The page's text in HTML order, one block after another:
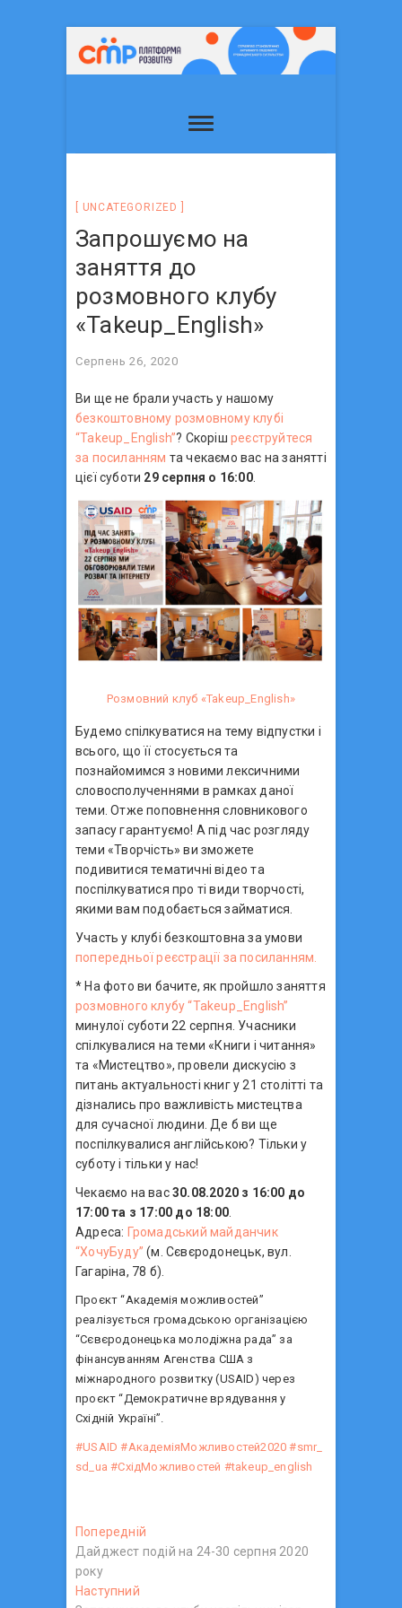
UNCATEGORIZED
Запрошуємо на
заняття до
розмовного клубу
«Takeup_English»
Серпень 26, 2020
Ви ще не брали участь у нашому
безкоштовному розмовному клубі
“Takeup_English”? Скорішреєструйтеся
за посиланням та чекаємо вас на занятті
цієї суботи 29 серпня о 16:00.
Розмовний клуб «Takeup_English»
Будемо спілкуватися на тему відпустки і
всього, що її стосується та
познайомимся з новими лексичними
словосполученнями в рамках даної
теми. Отже поповнення словникового
запасу гарантуємо! А під час розгляду
теми «Творчість» ви зможете
подивитися тематичні відео та
поспілкуватися про ті види творчості,
якими вам подобається займатися.
Участь у клубі безкоштовна за умови
попередньої реєстрації за посиланням.
* На фото ви бачите, як пройшло заняття
розмовного клубу “Takeup_English”
минулої суботи 22 серпня. Учасники
спілкувалися на теми «Книги і читання»
та «Мистецтво», провели дискусію з
питань актуальності книг у 21 столітті та
дізнались про важливість мистецтва
для сучасної людини. Де б ви ще
поспілкувалися англійською? Тільки у
суботу і тільки у нас!
Чекаємо на вас30.08.2020 з 16:00 до
17:00 та з 17:00 до 18:00
Адреса: Громадський майданчик
“ХочуБуду” (м. Сєвєродонецьк, вул.
Гагаріна, 78 б).
Проєкт “Академія можливостей”
реалізується громадською організацією
“Сєвєродонецька молодіжна рада” за
фінансуванням Агенства США з
міжнародного розвитку (USAID) через
проєкт “Демократичне врядування у
Східній Україні”.
#USAID #АкадеміяМожливостей2020 #smr_
sd_ua #СхідМожливостей #takeup_english
Н
а
в
Попередній
о
Дайджест подій на 24-30 серпня 2020
року
Наступний